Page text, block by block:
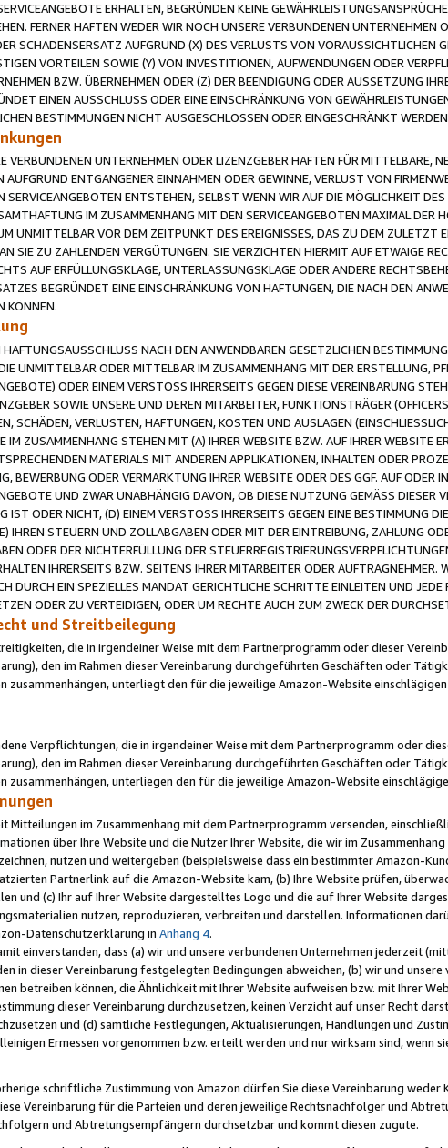
ERHALTEN, BEGRÜNDEN KEINE
FERNER HAFTEN WEDER WIR NOCH UNSERE VERBUNDENEN
SCHADENSERSATZ AUFGRUND (X) DES VERLUSTS VON VORAUSSICHTLICHEN
VORTEILEN SOWIE (Y) VON INVESTITIONEN, AUFWENDUNGEN ODER
BZW. ÜBERNEHMEN ODER (Z) DER BEENDIGUNG ODER AUSSETZUNG
EINEN AUSSCHLUSS ODER EINE EINSCHRÄNKUNG VON
BESTIMMUNGEN NICHT AUSGESCHLOSSEN ODER EINGESCHRÄNKT
VERBUNDENEN UNTERNEHMEN ODER LIZENZGEBER HAFTEN FÜR MITTELBARE,
AUFGRUND ENTGANGENER EINNAHMEN ODER GEWINNE, VERLUST VON
SERVICEANGEBOTEN ENTSTEHEN, SELBST WENN WIR AUF DIE MÖGLICHKEIT
IM ZUSAMMENHANG MIT DEN SERVICEANGEBOTEN MAXIMAL DER
UNMITTELBAR VOR DEM ZEITPUNKT DES EREIGNISSES, DAS ZU DEM ZULETZT
SIE ZU ZAHLENDEN VERGÜTUNGEN. SIE VERZICHTEN HIERMIT AUF ETWAIGE
AUF ERFÜLLUNGSKLAGE, UNTERLASSUNGSKLAGE ODER ANDERE
BEGRÜNDET EINE EINSCHRÄNKUNG VON HAFTUNGEN, DIE NACH DEN
KÖNNEN.
NACH DEN ANWENDBAREN GESETZLICHEN
UNMITTELBAR ODER MITTELBAR IM ZUSAMMENHANG MIT DER ERSTELLUNG,
ODER EINEM VERSTOSS IHRERSEITS GEGEN DIESE VEREINBARUNG
SOWIE UNSERE UND DEREN MITARBEITER, FUNKTIONSTRÄGER
SCHÄDEN, VERLUSTEN, HAFTUNGEN, KOSTEN UND AUSLAGEN
IM ZUSAMMENHANG STEHEN MIT (A) IHRER WEBSITE BZW. AUF IHRER WEBSITE
MATERIALS MIT ANDEREN APPLIKATIONEN, INHALTEN ODER
BEWERBUNG ODER VERMARKTUNG IHRER WEBSITE ODER DES GGF. AUF ODER
UND ZWAR UNABHÄNGIG DAVON, OB DIESE NUTZUNG GEMÄSS DIESER
IST ODER NICHT, (D) EINEM VERSTOSS IHRERSEITS GEGEN EINE BESTIMMUNG
IHREN STEUERN UND ZOLLABGABEN ODER MIT DER EINTREIBUNG, ZAHLUNG
ODER DER NICHTERFÜLLUNG DER
IHRERSEITS BZW. SEITENS IHRER MITARBEITER ODER
DURCH EIN SPEZIELLES MANDAT GERICHTLICHE SCHRITTE EINLEITEN UND
ODER ZU VERTEIDIGEN, ODER UM RECHTE AUCH ZUM ZWECK DER
und Streitbeilegung
die in irgendeiner Weise mit dem Partnerprogramm oder dieser
den im Rahmen dieser Vereinbarung durchgeführten Geschäften oder
zusammenhängen, unterliegt den für die jeweilige Amazon-Website
Verpflichtungen, die in irgendeiner Weise mit dem Partnerprogramm oder
den im Rahmen dieser Vereinbarung durchgeführten Geschäften oder
zusammenhängen, unterliegen den für die jeweilige Amazon-Website
Mitteilungen im Zusammenhang mit dem Partnerprogramm versenden,
über Ihre Website und die Nutzer Ihrer Website, die wir im
nutzen und weitergeben (beispielsweise dass ein bestimmter Amazon-
Partnerlink auf die Amazon-Website kam, (b) Ihre Website prüfen,
und (c) Ihr auf Ihrer Website dargestelltes Logo und die auf Ihrer Website
nutzen, reproduzieren, verbreiten und darstellen. Informationen
Datenschutzerklärung in Anhang 4.
einverstanden, dass (a) wir und unsere verbundenen Unternehmen jederzeit
in dieser Vereinbarung festgelegten Bedingungen abweichen, (b) wir und
betreiben können, die Ähnlichkeit mit Ihrer Website aufweisen bzw. mit Ihrer
dieser Vereinbarung durchzusetzen, keinen Verzicht auf unser Recht
und (d) sämtliche Festlegungen, Aktualisierungen, Handlungen und
Ermessen vorgenommen bzw. erteilt werden und nur wirksam sind,
schriftliche Zustimmung von Amazon dürfen Sie diese Vereinbarung
Vereinbarung für die Parteien und deren jeweilige Rechtsnachfolger und
und Abtretungsempfängern durchsetzbar und kommt diesen zugute.